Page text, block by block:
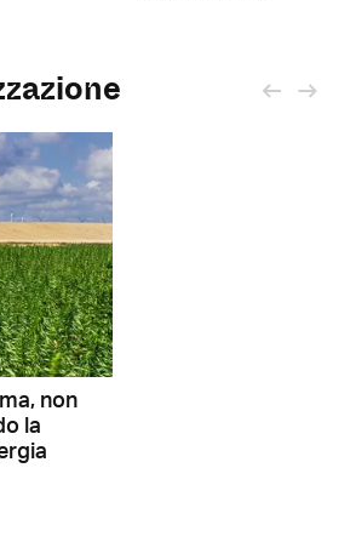
non
la